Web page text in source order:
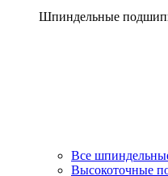
Шпиндельные
Все
Высокоточные